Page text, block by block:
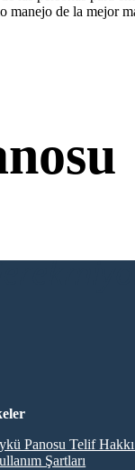
manejo de la mejor
Panosu Telif
Şartları